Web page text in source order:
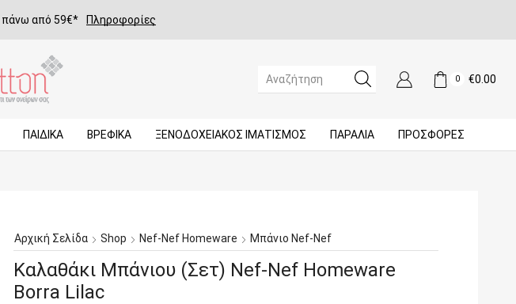
από 59€* Πληροφορίες
SEARCH
0 €0.00
ΠΑΙΔΙΚΆ ΒΡΕΦΙΚΆ ΞΕΝΟΔΟΧΕΙΑΚΌΣ ΙΜΑΤΙΣΜΌΣ ΠΑΡΑΛΙΑ ΠΡΟΣΦΟΡΈΣ
Αρχική Σελίδα Shop Nef-Nef Homeware Μπάνιο Nef-Nef
Καλαθάκι Mπάνιου (Σετ) Nef-Nef Homeware
Borra Lilac